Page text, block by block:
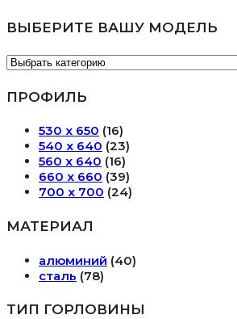
ВЫБЕРИТЕ ВАШУ МОДЕЛЬ
ПРОФИЛЬ
530 х 650 (16)
540 х 640 (23)
560 х 640 (16)
660 х 660 (39)
700 х 700 (24)
МАТЕРИАЛ
алюминий (40)
сталь (78)
ТИП ГОРЛОВИНЫ